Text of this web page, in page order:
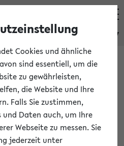
eKVV
zugreifen, die Ihnen
System zur Verfügung
Sie sich an:
Cookies und ähnliche
sind essentiell, um die
zu gewährleisten,
die Website und Ihre
Falls Sie zustimmen,
und Daten auch, um Ihre
Webseite zu messen. Sie
jederzeit unter